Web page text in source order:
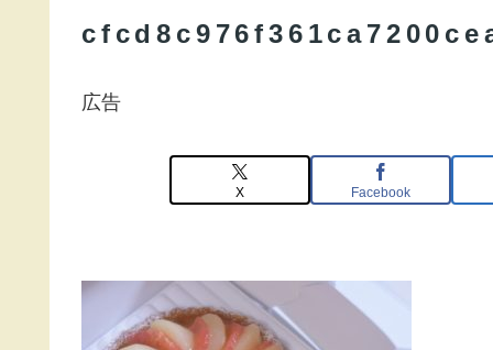
広告
X Facebook